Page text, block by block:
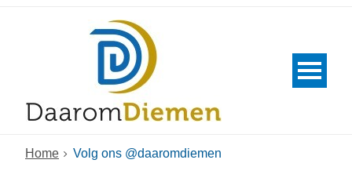
Home Volg ons @daaromdiemen